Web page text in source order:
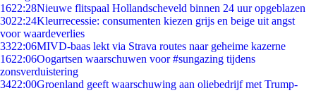
1622:28Nieuwe flitspaal Hollandscheveld binnen 24 uur opgeblazen
3022:24Kleurrecessie: consumenten kiezen grijs en beige uit angst
voor waardeverlies
3322:06MIVD-baas lekt via Strava routes naar geheime kazerne
1622:06Oogartsen waarschuwen voor #sungazing tijdens
zonsverduistering
3422:00Groenland geeft waarschuwing aan oliebedrijf met Trump-